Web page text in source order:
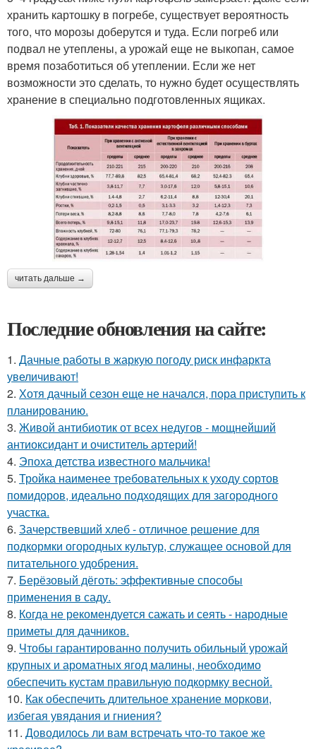
хранить картошку в погребе, существует вероятность
того, что морозы доберутся и туда. Если погреб или
подвал не утеплены, а урожай еще не выкопан, самое
время позаботиться об утеплении. Если же нет
возможности это сделать, то нужно будет осуществлять
хранение в специально подготовленных ящиках.
читать дальше →
Последние обновления на сайте:
1. Дачные работы в жаркую погоду риск инфаркта
увеличивают!
2. Хотя дачный сезон еще не начался, пора приступить к
планированию.
3. Живой антибиотик от всех недугов - мощнейший
антиоксидант и очиститель артерий!
4. Эпоха детства известного мальчика!
5. Тройка наименее требовательных к уходу сортов
помидоров, идеально подходящих для загородного
участка.
6. Зачерствевший хлеб - отличное решение для
подкормки огородных культур, служащее основой для
питательного удобрения.
7. Берёзовый дёготь: эффективные способы
применения в саду.
8. Когда не рекомендуется сажать и сеять - народные
приметы для дачников.
9. Чтобы гарантированно получить обильный урожай
крупных и ароматных ягод малины, необходимо
обеспечить кустам правильную подкормку весной.
10. Как обеспечить длительное хранение моркови,
избегая увядания и гниения?
11. Доводилось ли вам встречать что-то такое же